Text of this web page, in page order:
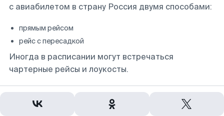
с авиабилетом в страну Россия двумя способами:
прямым рейсом
рейс с пересадкой
Иногда в расписании могут встречаться
чартерные рейсы и лоукосты.